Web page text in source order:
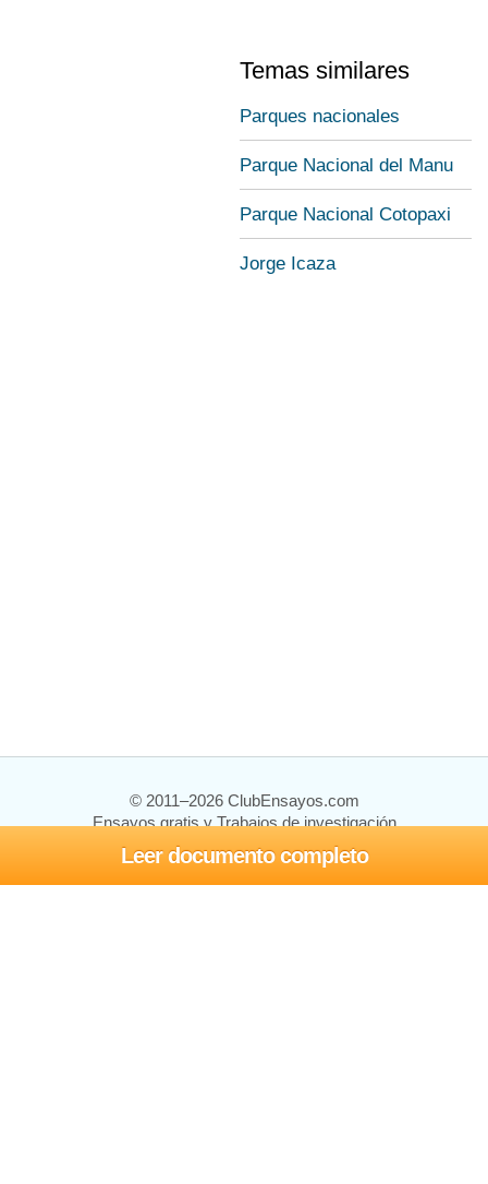
Leer documento completo
Temas similares
Parques nacionales
Parque Nacional del Manu
Parque Nacional Cotopaxi
Jorge Icaza
© 2011–2026 ClubEnsayos.com
Ensayos gratis y Trabajos de investigación